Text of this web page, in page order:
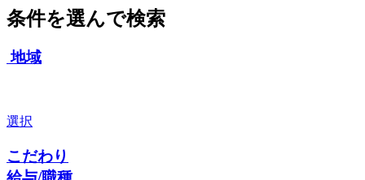
条件を選んで検索
地域
選択
こだわり